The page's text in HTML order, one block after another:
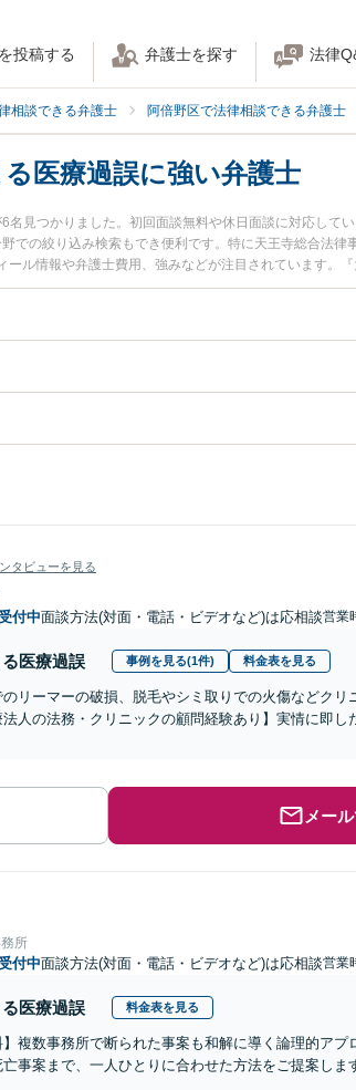
投稿する 弁護士を探す 法律
相談できる弁護士 阿倍野区で法律相談できる弁護士
医療過誤に強い弁護士
見つかりました。初回面談無料や休日面談に対応して
での絞り込み検索もでき便利です。特に天王寺総合法律
ル情報や弁護士費用、強みなどが注目されています。
義務違反による医療過誤のトラブル解決の実績豊富な近
談予約したい』などでお困りの相談者さんにおすすめです
タビューを見る
付中面談方法(対面・電話・ビデオなど)は応相談営業
医療過誤 事例を見る(1件) 料金表を見る
のリーマーの破損、脱毛やシミ取りでの火傷などク
人の法務・クリニックの顧問経験あり】実情に即
メー
所
付中面談方法(対面・電話・ビデオなど)は応相談営業
医療過誤 料金表を見る
】複数事務所で断られた事案も和解に導く論理的アプ
事案まで、一人ひとりに合わせた方法をご提案し